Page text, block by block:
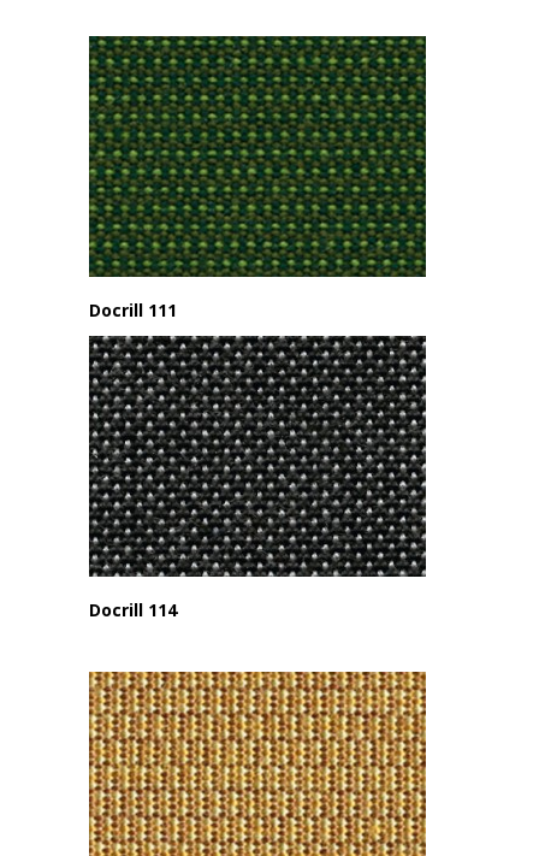
Docrill 111
Docrill 114